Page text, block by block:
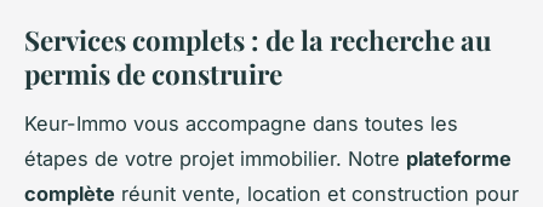
Services complets : de la recherche au
permis de construire
Keur-Immo vous accompagne dans toutes les
étapes de votre projet immobilier. Notre plateforme
complète réunit vente, location et construction pour